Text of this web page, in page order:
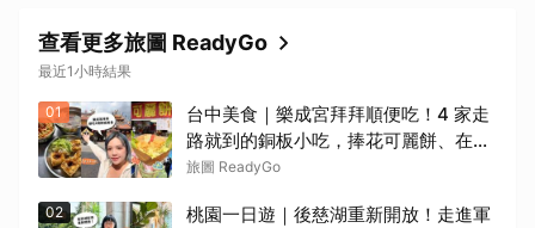
查看更多旅圖 ReadyGo
最近1小時結果
01
台中美食｜樂成宮拜拜順便吃！4 家走
路就到的銅板小吃，捧花可麗餅、在地
臭豆腐、烤甜甜圈一次收
旅圖 ReadyGo
02
桃園一日遊｜後慈湖重新開放！走進軍